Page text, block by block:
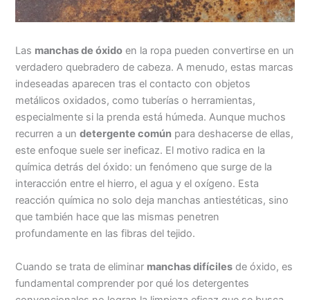
Las manchas de óxido en la ropa pueden convertirse en un
verdadero quebradero de cabeza. A menudo, estas marcas
indeseadas aparecen tras el contacto con objetos
metálicos oxidados, como tuberías o herramientas,
especialmente si la prenda está húmeda. Aunque muchos
recurren a undetergente común para deshacerse de ellas,
este enfoque suele ser ineficaz. El motivo radica en la
química detrás del óxido: un fenómeno que surge de la
interacción entre el hierro, el agua y el oxígeno. Esta
reacción química no solo deja manchas antiestéticas, sino
que también hace que las mismas penetren
profundamente en las fibras del tejido.
Cuando se trata de eliminar manchas difíciles de óxido, es
fundamental comprender por qué los detergentes